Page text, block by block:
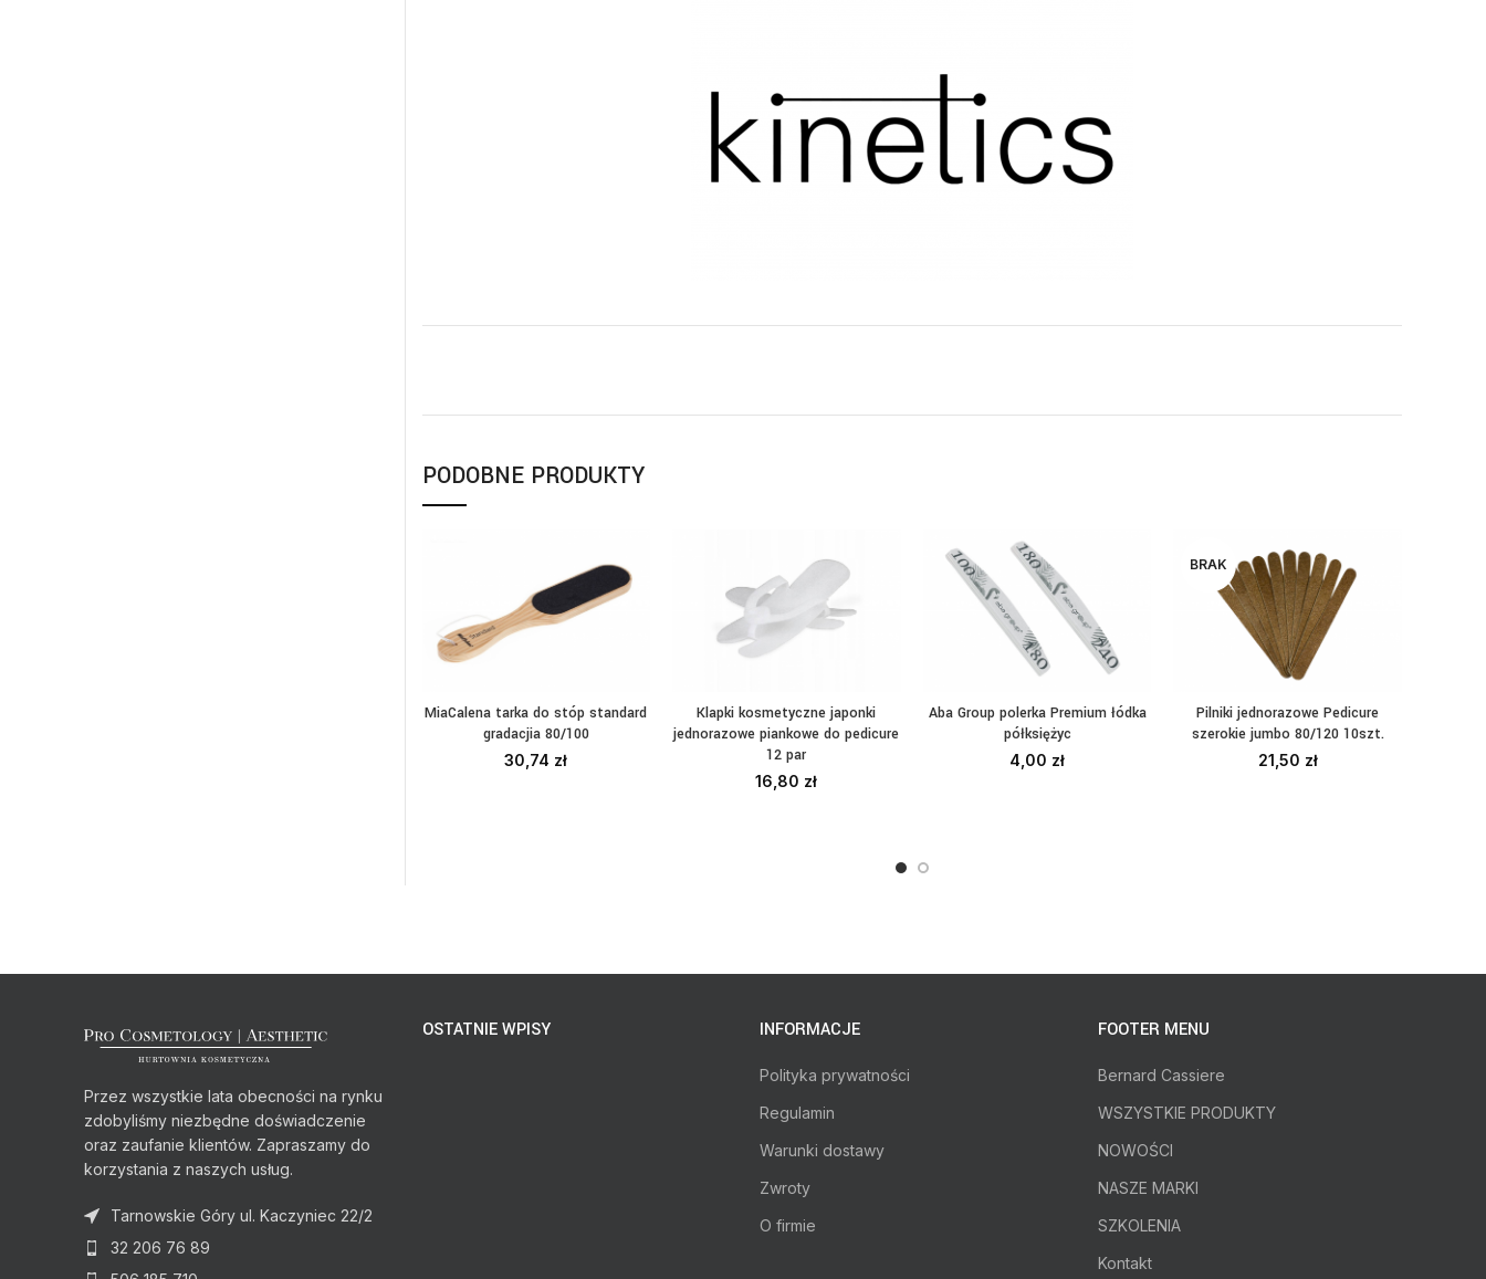
PODOBNE PRODUKTY
DODAJ DO KOSZYKA
MiaCalena tarka do stóp standard
gradacjia 80/100
30,74 zł
DODAJ DO KOSZYKA
Klapki kosmetyczne japonki
jednorazowe piankowe do pedicure
12 par
16,80 zł
WYBIERZ OPCJE
Aba Group polerka Premium łódka
półksiężyc
4,00 zł
BRAK
CZYTAJ DALEJ
Pilniki jednorazowe Pedicure
szerokie jumbo 80/120 10szt.
21,50 zł
Przez wszystkie lata obecności na rynku
zdobyliśmy niezbędne doświadczenie
oraz zaufanie klientów. Zapraszamy do
korzystania z naszych usług.
Tarnowskie Góry ul. Kaczyniec 22/2
32 206 76 89
OSTATNIE WPISY INFORMACJE
Polityka prywatności
Regulamin
Warunki dostawy
Zwroty
O firmie
FOOTER MENU
Bernard Cassiere
WSZYSTKIE PRODUKTY
NOWOŚCI
NASZE MARKI
SZKOLENIA
Kontakt